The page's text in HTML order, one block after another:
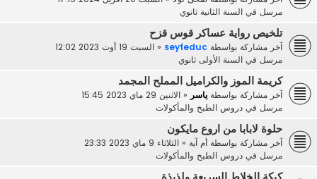
مرسل في السنة الثانية ثانوي
تلخيص رواية عساكر قوس قزح
آخر مشاركة بواسطة seyfeduc
« السبت 19 أوت 2023 12:02
مرسل في السنة الأولى ثانوي
كريمة الموز والكراميل المملح المجمد
آخر مشاركة بواسطة ياسر« الاثنين 29 ماي 2023 15:45
مرسل في دروس الطبخ والمأكولات
حلوة لابابا من اروع مايكون
آخر مشاركة بواسطة أم آية« الثلاثاء 9 ماي 2023 23:33
مرسل في دروس الطبخ والمأكولات